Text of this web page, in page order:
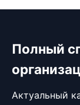
Полный
Актуальный